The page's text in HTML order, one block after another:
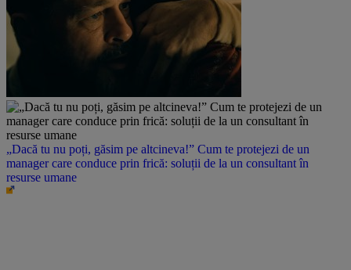
„Dacă tu nu poți, găsim pe altcineva!” Cum te protejezi de un
manager care conduce prin frică: soluții de la un consultant în
resurse umane